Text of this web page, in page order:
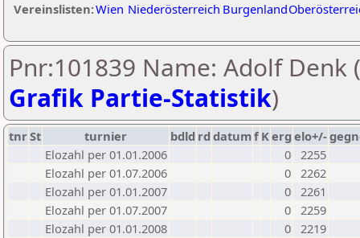
Vereinslisten:Wien Niederösterreich Burgenland
Pnr:101839 Name: Adolf Denk (
Grafik Partie-Statistik)
tnrSt turnier bdld rd datumf Kerg elo+/-
Elozahl per 01.01.2006
0 2255
Elozahl per 01.07.2006
0 2262
Elozahl per 01.01.2007
0 2261
Elozahl per 01.07.2007
0 2259
Elozahl per 01.01.2008
0 2219